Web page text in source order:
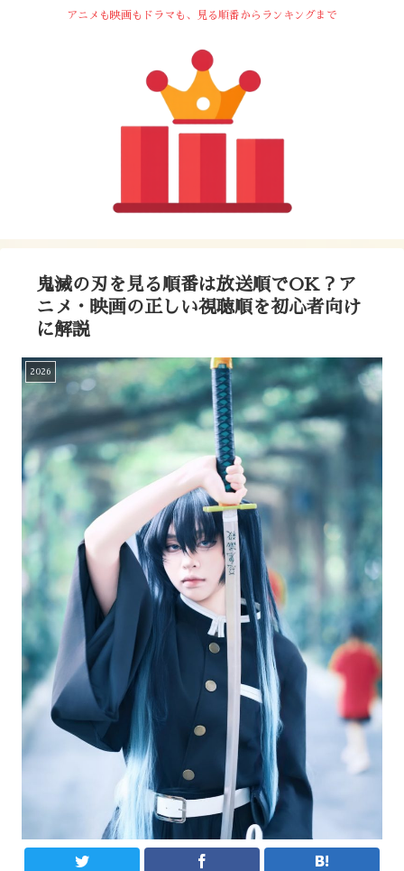
アニメも映画もドラマも、見る順番からランキングまで
鬼滅の刃を見る順番は放送順でOK？ア
ニメ・映画の正しい視聴順を初心者向け
に解説
2026